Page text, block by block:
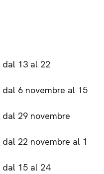
dal 13 al 22
dal 6 novembre al 15
dal 29 novembre
dal 22 novembre al 1
dal 15 al 24